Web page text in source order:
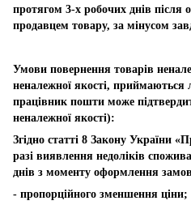
протягом 3-х робочих днів після
продавцем товару, за мінусом
Умови повернення товарів
неналежної якості, приймаються
працівник пошти може
неналежної якості):
Згідно статті 8 Закону України
разі виявлення недоліків
днів з моменту оформлення
- пропорційного зменшення ціни;